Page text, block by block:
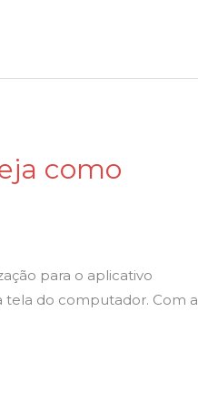
como
para o aplicativo
tela do computador. Com a